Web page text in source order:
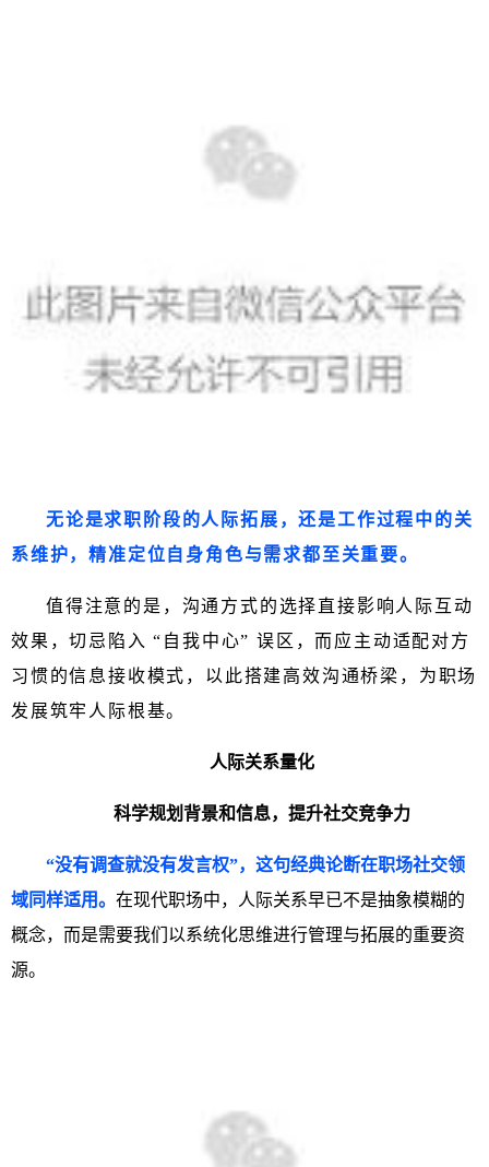
无论是求职阶段的人际拓展，还是工作过程中的关
系维护，精准定位自身角色与需求都至关重要。
值得注意的是，沟通方式的选择直接影响人际互动
效果，切忌陷入 “自我中心” 误区，而应主动适配对方
习惯的信息接收模式，以此搭建高效沟通桥梁，为职场
发展筑牢人际根基。
人际关系量化
科学规划背景和信息，提升社交竞争力
“没有调查就没有发言权”，这句经典论断在职场社交领
域同样适用。 在现代职场中，人际关系早已不是抽象模糊的
概念，而是需要我们以系统化思维进行管理与拓展的重要资
源。